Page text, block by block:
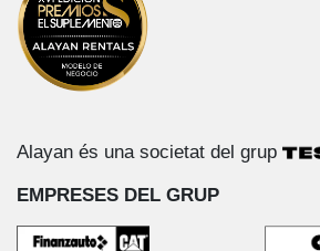
Alayan és una societat del grup
EMPRESES DEL GRUP